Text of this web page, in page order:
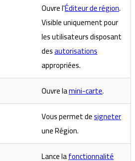
Ouvre l'Éditeur de région.
Visible uniquement pour
les utilisateurs disposant
desautorisations
appropriées.
Ouvre lamini-carte.
Vous permet designeter
une Région.
Lance lafonctionnalité